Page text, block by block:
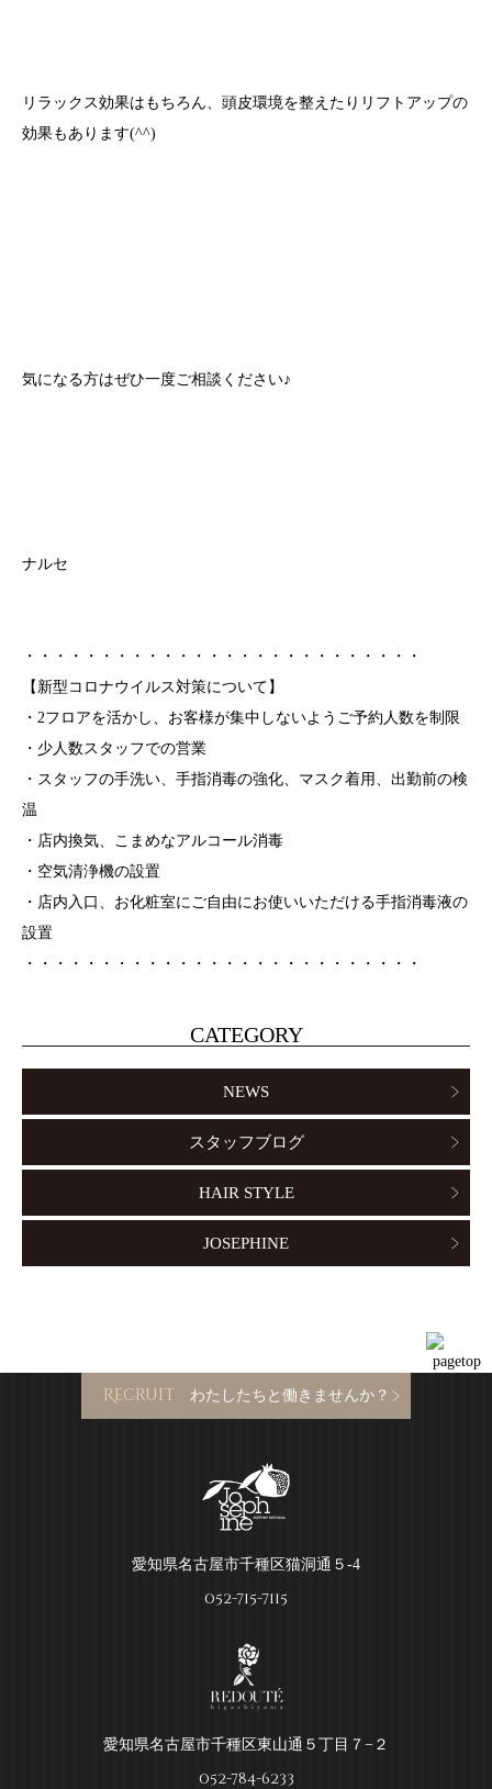
リラックス効果はもちろん、頭皮環境を整えたりリフトアップの
効果もあります(^^)
気になる方はぜひ一度ご相談ください♪
ナルセ
・・・・・・・・・・・・・・・・・・・・・・・・・・
【新型コロナウイルス対策について】
・2フロアを活かし、お客様が集中しないようご予約人数を制限
・少人数スタッフでの営業
・スタッフの手洗い、手指消毒の強化、マスク着用、出勤前の検
温
・店内換気、こまめなアルコール消毒
・空気清浄機の設置
・店内入口、お化粧室にご自由にお使いいただける手指消毒液の
設置
・・・・・・・・・・・・・・・・・・・・・・・・・・
CATEGORY
NEWS
スタッフブログ
HAIR STYLE
JOSEPHINE
Recruit わたしたちと働きませんか？
愛知県名古屋市千種区猫洞通５-4
052-715-7115
愛知県名古屋市千種区東山通５丁目７−２
052-784-6233